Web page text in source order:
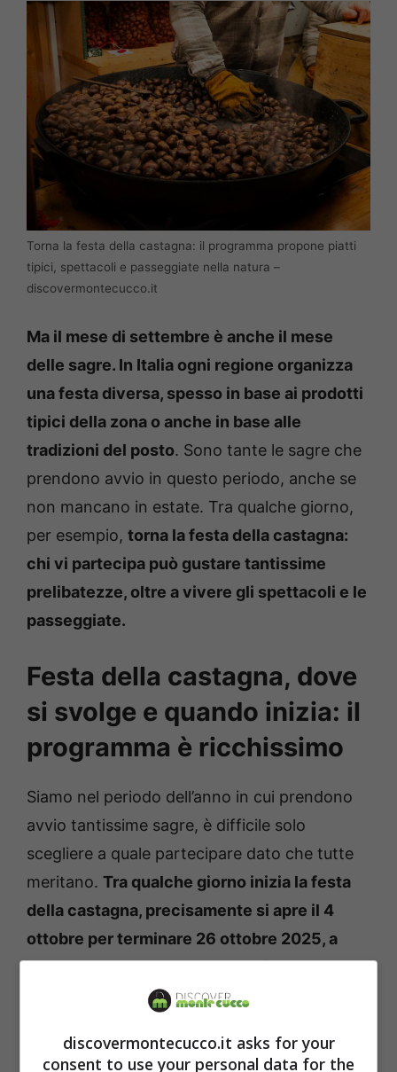
Torna la festa della castagna: il programma propone piatti
tipici, spettacoli e passeggiate nella natura –
discovermontecucco.it
Ma il mese di settembre è anche il mese
delle sagre. In Italia ogni regione organizza
una festa diversa, spesso in base ai prodotti
tipici della zona o anche in base alle
tradizioni del posto. Sono tante le sagre che
prendono avvio in questo periodo, anche se
non mancano in estate. Tra qualche giorno,
per esempio, torna la festa della castagna:
chi vi partecipa può gustare tantissime
prelibatezze, oltre a vivere gli spettacoli e le
passeggiate.
Festa della castagna, dove
si svolge e quando inizia: il
programma è ricchissimo
Siamo nel periodo dell’anno in cui prendono
avvio tantissime sagre, è difficile solo
scegliere a quale partecipare dato che tutte
meritano. Tra qualche giorno inizia la festa
della castagna, precisamente si apre il 4
ottobre per terminare 26 ottobre 2025, a
Mezzomonte, in Veneto.Si terrà per un
periodo abbastanza lungo, quindi chi vuole
quale data andare.
discovermontecucco.it asks for your
consent to use your personal data for the